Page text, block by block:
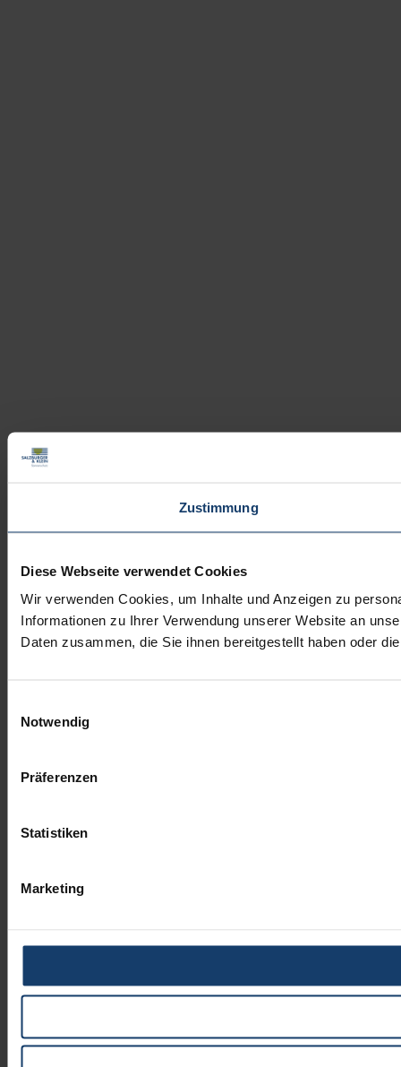
Zustimmung
Diese Webseite verwendet Cookies
Wir verwenden Cookies, um Inhalte und Anzeigen zu
Informationen zu Ihrer Verwendung unserer Website an
Daten zusammen, die Sie ihnen bereitgestellt haben oder
Notwendig
Präferenzen
Statistiken
Marketing